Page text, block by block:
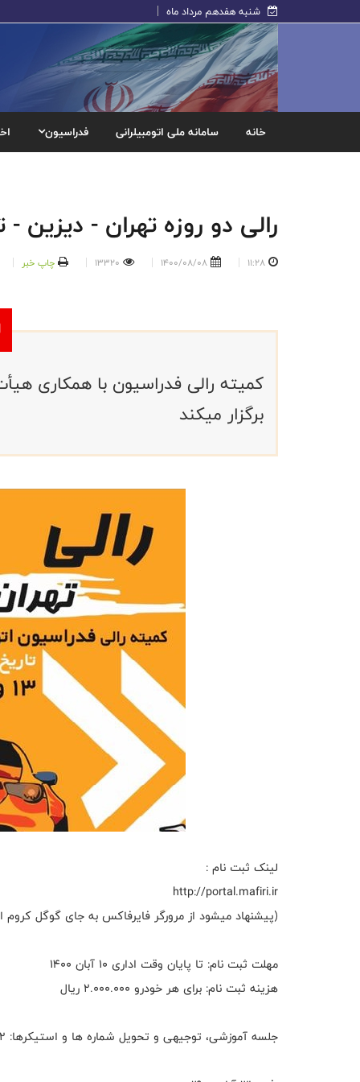
شنبه هفدهم مرداد ماه
خانه سامانه ملی اتومبیلرانی فدراسیون
رالی دو روزه تهران - دیزین -
11:28
1400/08/08
13320 چاپ خبر
کمیته رالی فدراسیون با همکاری
برگزار میکند
لینک ثبت نام :
http://portal.mafiri.ir
(پیشنهاد میشود از مرورگر فایرفاکس به جای گوگل کروم
مهلت ثبت نام: تا پایان وقت اداری ۱۰ آبان ۱۴۰۰
هزینه ثبت نام: برای هر خودرو ۲.۰۰۰.۰۰۰ ریال
جلسه آموزشی، توجیهی و تحویل شماره ها و استیکرها: ۱۲ آبان ۱۴۰۰ - ساعت ۱۴:۰۰ - پیست اتومبیلرانی آزادی